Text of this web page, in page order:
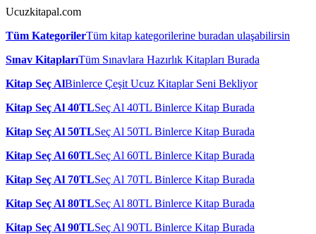
Ucuzkitapal.com
Tüm KategorilerTüm kitap kategorilerine buradan ulaşabilirsin
Sınav KitaplarıTüm Sınavlara Hazırlık Kitapları Burada
Kitap Seç AlBinlerce Çeşit Ucuz Kitaplar Seni Bekliyor
Kitap Seç Al 40TLSeç Al 40TL Binlerce Kitap Burada
Kitap Seç Al 50TLSeç Al 50TL Binlerce Kitap Burada
Kitap Seç Al 60TLSeç Al 60TL Binlerce Kitap Burada
Kitap Seç Al 70TLSeç Al 70TL Binlerce Kitap Burada
Kitap Seç Al 80TLSeç Al 80TL Binlerce Kitap Burada
Kitap Seç Al 90TLSeç Al 90TL Binlerce Kitap Burada